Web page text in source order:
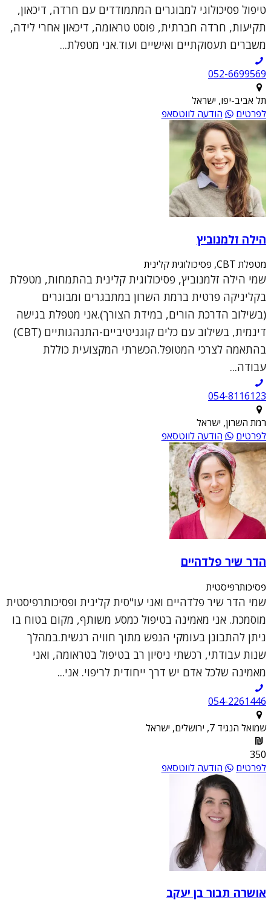
טיפול פסיכולוגי למבוגרים המתמודדים עם חרדה, דיכאון,
תקיעות, חרדה חברתית, פוסט טראומה, דיכאון אחרי לידה,
משברים תעסוקתיים ואישיים ועוד.אני מטפלת...
052-6699569
תל אביב-יפו, ישראל
לפרטים
הודעה לווטסאפ
הילה זלמנוביץ
מטפלת CBT, פסיכולוגית קלינית
שמי הילה זלמנוביץ, פסיכולוגית קלינית בהתמחות, מטפלת
בקליניקה פרטית ברמת השרון במתבגרים ומבוגרים
(בשילוב הדרכת הורים, במידת הצורך).אני מטפלת בגישה
דינמית, בשילוב עם כלים קוגניטיביים-התנהגותיים (CBT)
בהתאמה לצרכי המטופל.הכשרתי המקצועית כוללת
עבודה...
054-8116123
רמת השרון, ישראל
לפרטים
הודעה לווטסאפ
הדר שיר פלדהיים
פסיכותרפיסטית
שמי הדר שיר פלדהיים ואני עו"סית קלינית ופסיכותרפיסטית
מוסמכת. אני מאמינה בטיפול כמסע משותף, מקום בטוח בו
ניתן להתבונן בעומקי הנפש מתוך חוויה רגשית.במהלך
שנות עבודתי, רכשתי ניסיון רב בטיפול בטראומה, ואני
מאמינה שלכל אדם יש דרך ייחודית לריפוי. אני...
054-2261446
שמואל הנגיד 7, ירושלים, ישראל
350
לפרטים
הודעה לווטסאפ
אושרה תבור בן יעקב